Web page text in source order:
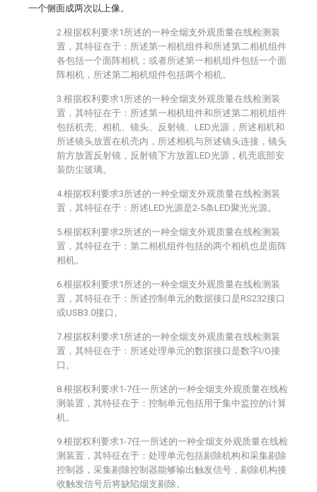
一个侧面成两次以上像。
2.根据权利要求1所述的一种全烟支外观质量在线检测装
置，其特征在于：所述第一相机组件和所述第二相机组件
各包括一个面阵相机；或者所述第一相机组件包括一个面
阵相机，所述第二相机组件包括两个相机。
3.根据权利要求1所述的一种全烟支外观质量在线检测装
置，其特征在于：所述第一相机组件和所述第二相机组件
包括机壳、相机、镜头、反射镜、LED光源，所述相机和
所述镜头放置在机壳内，所述相机与所述镜头连接，镜头
前方放置反射镜，反射镜下方放置LED光源，机壳底部安
装防尘玻璃。
4.根据权利要求3所述的一种全烟支外观质量在线检测装
置，其特征在于：所述LED光源是2-5条LED聚光光源。
5.根据权利要求2所述的一种全烟支外观质量在线检测装
置，其特征在于：第二相机组件包括的两个相机也是面阵
相机。
6.根据权利要求1所述的一种全烟支外观质量在线检测装
置，其特征在于：所述控制单元的数据接口是RS232接口
或USB3.0接口。
7.根据权利要求1所述的一种全烟支外观质量在线检测装
置，其特征在于：所述处理单元的数据接口是数字I/O接
口。
8.根据权利要求1-7任一所述的一种全烟支外观质量在线检
测装置，其特征在于：控制单元包括用于集中监控的计算
机。
9.根据权利要求1-7任一所述的一种全烟支外观质量在线检
测装置，其特征在于：处理单元包括剔除机构和采集剔除
控制器，采集剔除控制器能够输出触发信号，剔除机构接
收触发信号后将缺陷烟支剔除。